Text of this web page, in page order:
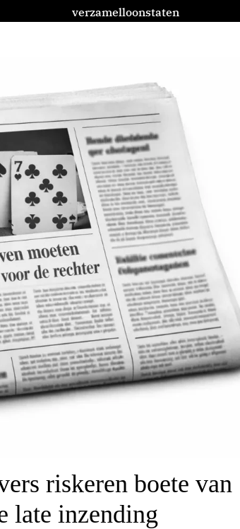
verzamelloonstaten
riskeren boete van
late inzending